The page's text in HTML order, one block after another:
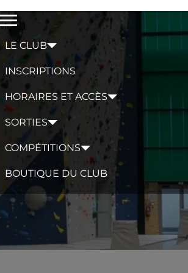
LE CLUB
INSCRIPTIONS
HORAIRES ET ACCÈS
SORTIES
COMPÉTITIONS
BOUTIQUE DU CLUB